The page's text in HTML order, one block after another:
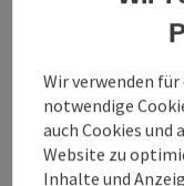
Wir verwenden
notwendige
auch Cookies und
Website zu
Inhalte und